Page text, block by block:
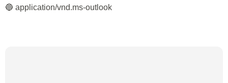
🔵 application/vnd.ms-outlook